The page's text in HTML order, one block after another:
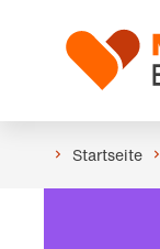
Navigation
überspringen
Logo
Startseite